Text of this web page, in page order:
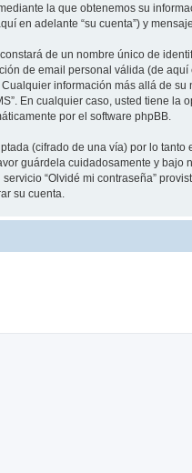
la que obtenemos su
en adelante “su cuenta”) y
de un nombre único de
de email personal válida (de
información más allá de
En cualquier caso, usted tiene
por el software phpBB.
(cifrado de una vía) por lo
guárdela cuidadosamente y
“Olvidé mi contraseña”
su cuenta.